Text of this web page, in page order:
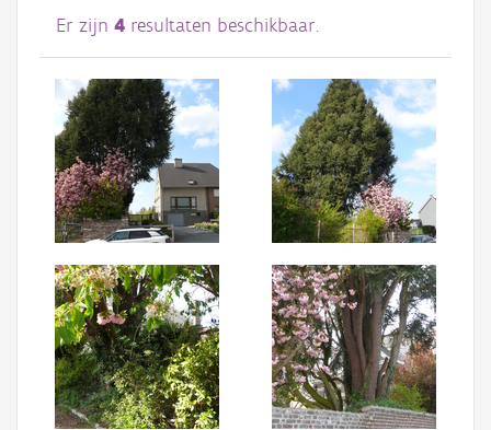
Afbeeldingen
#BeeldIndeKijker
Hergebruik
Over ons
Aanmelden
Er zijn 4 resultaten beschikbaar.